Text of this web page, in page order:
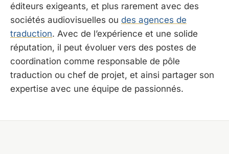
éditeurs exigeants, et plus rarement avec des
sociétés audiovisuelles ou des agences de
traduction. Avec de l’expérience et une solide
réputation, il peut évoluer vers des postes de
coordination comme responsable de pôle
traduction ou chef de projet, et ainsi partager son
expertise avec une équipe de passionnés.